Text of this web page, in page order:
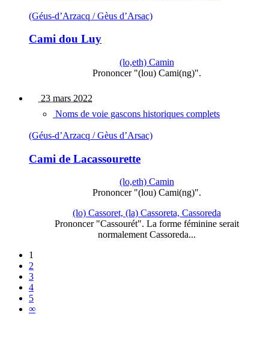
(Géus-d’Arzacq / Gèus d’Arsac)
Cami dou Luy
(lo,eth) Camin
Prononcer "(lou) Cami(ng)".
23 mars 2022
Noms de voie gascons historiques complets
(Géus-d’Arzacq / Gèus d’Arsac)
Cami de Lacassourette
(lo,eth) Camin
Prononcer "(lou) Cami(ng)".
(lo) Cassoret, (la) Cassoreta, Cassoreda
Prononcer "Cassourét". La forme féminine serait
normalement Cassoreda...
1
2
3
4
5
∞